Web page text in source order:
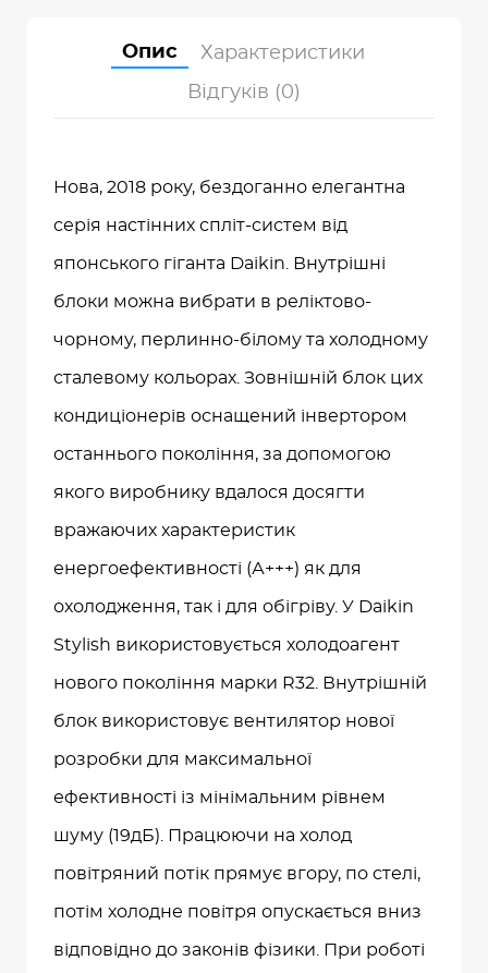
Опис
Характеристики
Відгуків (0)
Нова, 2018 року, бездоганно елегантна
серія настінних спліт-систем від
японського гіганта Daikin. Внутрішні
блоки можна вибрати в реліктово-
чорному, перлинно-білому та холодному
сталевому кольорах. Зовнішній блок цих
кондиціонерів оснащений інвертором
останнього покоління, за допомогою
якого виробнику вдалося досягти
вражаючих характеристик
енергоефективності (А+++) як для
охолодження, так і для обігріву. У Daikin
Stylish використовується холодоагент
нового покоління марки R32. Внутрішній
блок використовує вентилятор нової
розробки для максимальної
ефективності із мінімальним рівнем
шуму (19дБ). Працюючи на холод
повітряний потік прямує вгору, по стелі,
потім холодне повітря опускається вниз
відповідно до законів фізики. При роботі